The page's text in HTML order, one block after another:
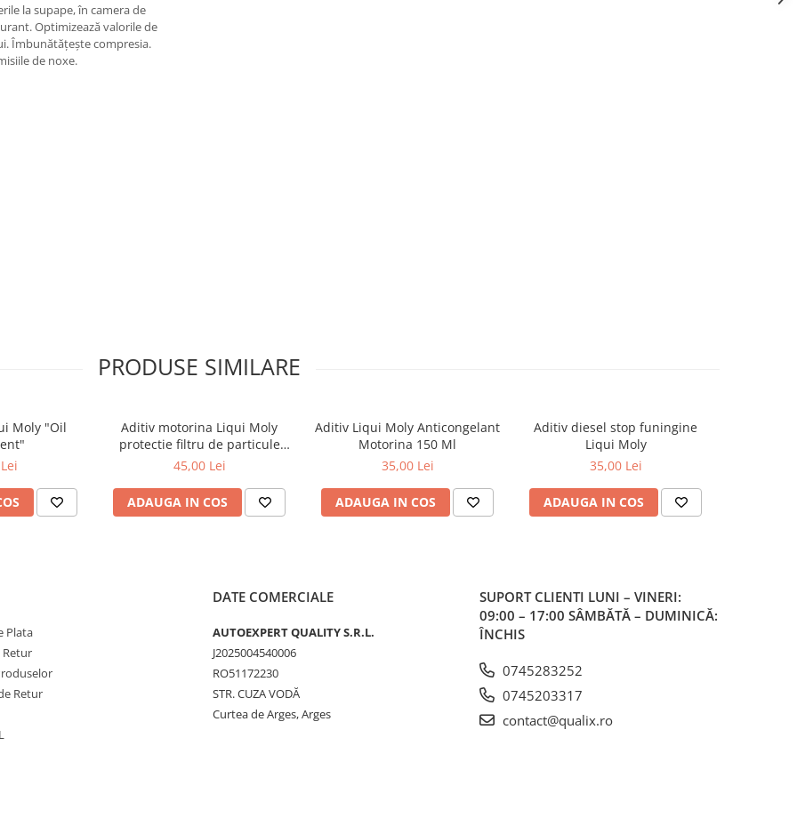
la supape, în camera de
Optimizează valorile de
Îmbunătăţeşte compresia.
de noxe.
este suficient pentru 75 l de
PRODUSE SIMILARE
Moly "Oil
Aditiv motorina Liqui Moly
protectie filtru de particule
DPF-PROTECTOR
45,00 Lei
ADAUGA IN COS
Aditiv Liqui Moly Anticongelant
Motorina 150 Ml
35,00 Lei
ADAUGA IN COS
Aditiv diesel stop funingine
Liqui Moly
35,00 Lei
ADAUGA IN COS
Plata
Retur
Retur
DATE COMERCIALE
AUTOEXPERT QUALITY S.R.L.
J2025004540006
RO51172230
STR. CUZA VODĂ
Curtea de Arges, Arges
SUPORT CLIENTI LUNI – VINERI:
09:00 – 17:00 SÂMBĂTĂ – DUMINICĂ:
ÎNCHIS
0745283252
0745203317
contact@qualix.ro